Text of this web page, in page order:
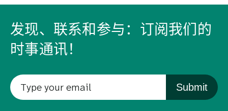
发现、联系和参与：订阅我们的
时事通讯！
Submit